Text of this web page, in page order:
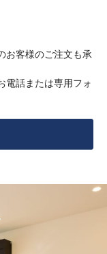
お客様のご注文も承
電話または専用フォ